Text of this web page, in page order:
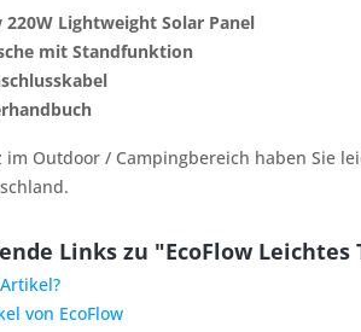
220W Lightweight Solar Panel
mit Standfunktion
im Outdoor / Campingbereich haben Sie
Links zu "EcoFlow
von EcoFlow